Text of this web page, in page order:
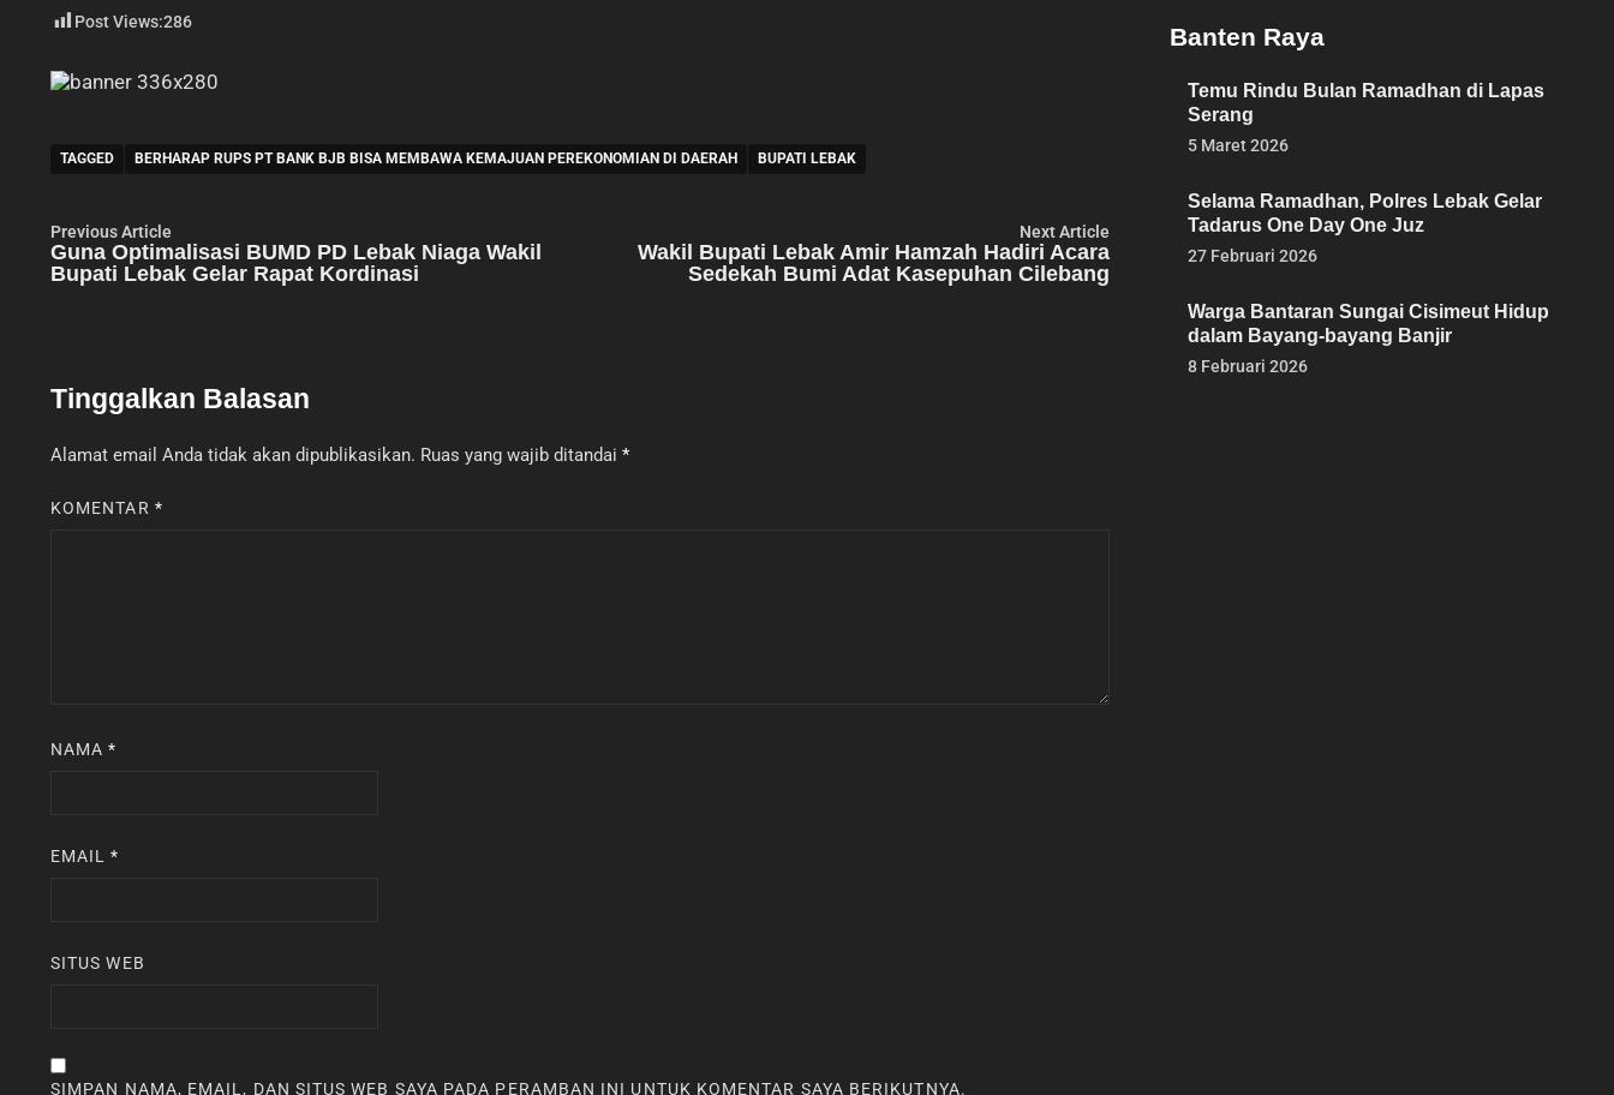
Post Views:286
TAGGED BERHARAP RUPS PT BANK BJB BISA MEMBAWA KEMAJUAN PEREKONOMIAN DI DAERAH BUPATI LEBAK
Navigasi
pos
Previous Article
article:
Guna Optimalisasi BUMD PD Lebak Niaga Wakil
Bupati Lebak Gelar Rapat Kordinasi
Next Article
Wakil Bupati Lebak Amir Hamzah Hadiri Acara
Sedekah Bumi Adat Kasepuhan Cilebang
Tinggalkan Balasan
Alamat email Anda tidak akan dipublikasikan. Ruas yang wajib ditandai *
KOMENTAR *
NAMA*
EMAIL*
SITUS WEB
SIMPAN NAMA, EMAIL, DAN SITUS WEB SAYA PADA PERAMBAN INI UNTUK KOMENTAR SAYA BERIKUTNYA.
Banten Raya
Temu Rindu Bulan Ramadhan di Lapas
Serang
5 Maret 2026
Selama Ramadhan, Polres Lebak Gelar
Tadarus One Day One Juz
27 Februari 2026
Warga Bantaran Sungai Cisimeut Hidup
dalam Bayang-bayang Banjir
8 Februari 2026